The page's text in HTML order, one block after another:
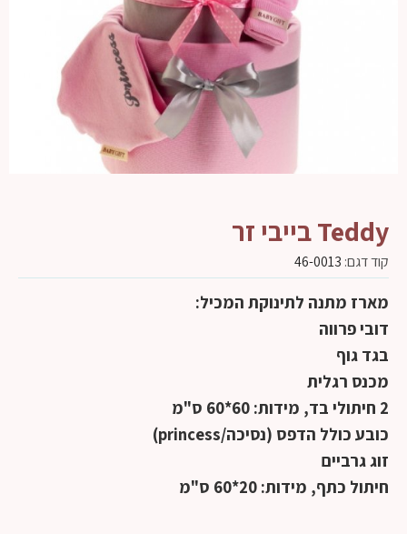
Teddy בייבי זר
קוד דגם: 46-0013
מארז מתנה לתינוקת המכיל:
דובי פרווה
בגד גוף
מכנס רגלית
2 חיתולי בד, מידות: 60*60 ס"מ
כובע כולל הדפס (נסיכה/princess)
זוג גרביים
חיתול כתף, מידות: 20*60 ס"מ